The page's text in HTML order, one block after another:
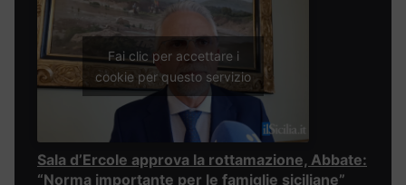
Fai clic per accettare i
cookie per questo servizio
Sala d’Ercole approva la rottamazione, Abbate:
“Norma importante per le famiglie siciliane”